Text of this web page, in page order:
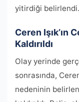
yitirdiği belirlendi.
Ceren Işık’ın
Kaldırıldı
Olay yerinde
sonrasında,
nedeninin